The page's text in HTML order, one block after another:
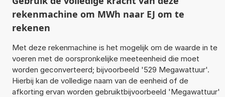
rekenmachine om MWh naar EJ om te
rekenen
Met deze rekenmachine is het mogelijk om de waarde in te
voeren met de oorspronkelijke meeteenheid die moet
worden geconverteerd; bijvoorbeeld '529 Megawattuur'.
Hierbij kan de volledige naam van de eenheid of de
afkorting ervan worden gebruiktbijvoorbeeld 'Megawattuur'